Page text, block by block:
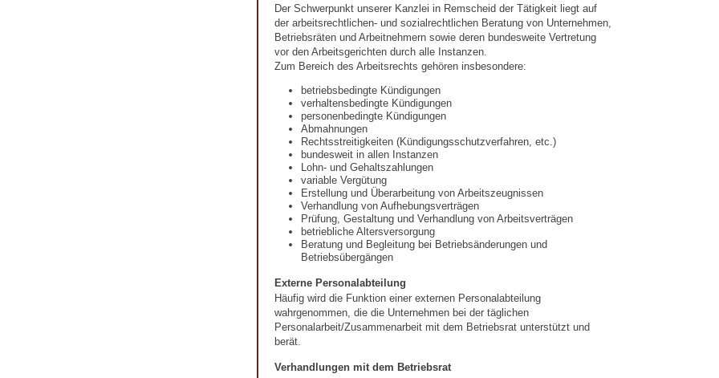
Der Schwerpunkt unserer Kanzlei in Remscheid der Tätigkeit liegt auf
der arbeitsrechtlichen- und sozialrechtlichen Beratung von Unternehmen,
Betriebsräten und Arbeitnehmern sowie deren bundesweite Vertretung
vor den Arbeitsgerichten durch alle Instanzen.
Zum Bereich des Arbeitsrechts gehören insbesondere:
betriebsbedingte Kündigungen
verhaltensbedingte Kündigungen
personenbedingte Kündigungen
Abmahnungen
Rechtsstreitigkeiten (Kündigungsschutzverfahren, etc.)
bundesweit in allen Instanzen
Lohn- und Gehaltszahlungen
variable Vergütung
Erstellung und Überarbeitung von Arbeitszeugnissen
Verhandlung von Aufhebungsverträgen
Prüfung, Gestaltung und Verhandlung von Arbeitsverträgen
betriebliche Altersversorgung
Beratung und Begleitung bei Betriebsänderungen und
Betriebsübergängen
Externe Personalabteilung
Häufig wird die Funktion einer externen Personalabteilung
wahrgenommen, die die Unternehmen bei der täglichen
Personalarbeit/Zusammenarbeit mit dem Betriebsrat unterstützt und
berät.
Verhandlungen mit dem Betriebsrat